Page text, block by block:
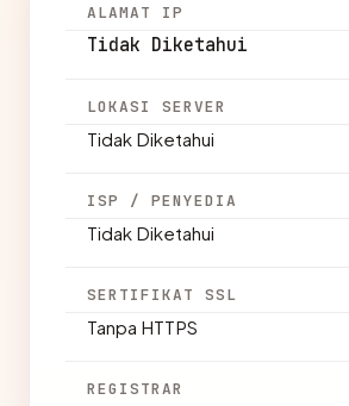
ALAMAT IP
Tidak Diketahui
LOKASI SERVER
Tidak Diketahui
ISP / PENYEDIA
Tidak Diketahui
SERTIFIKAT SSL
Tanpa HTTPS
REGISTRAR